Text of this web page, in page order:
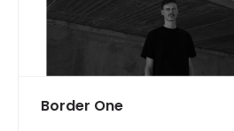
Border One